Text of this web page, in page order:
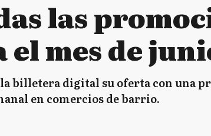
las
mes de
billetera digital su oferta con una
en comercios de barrio.